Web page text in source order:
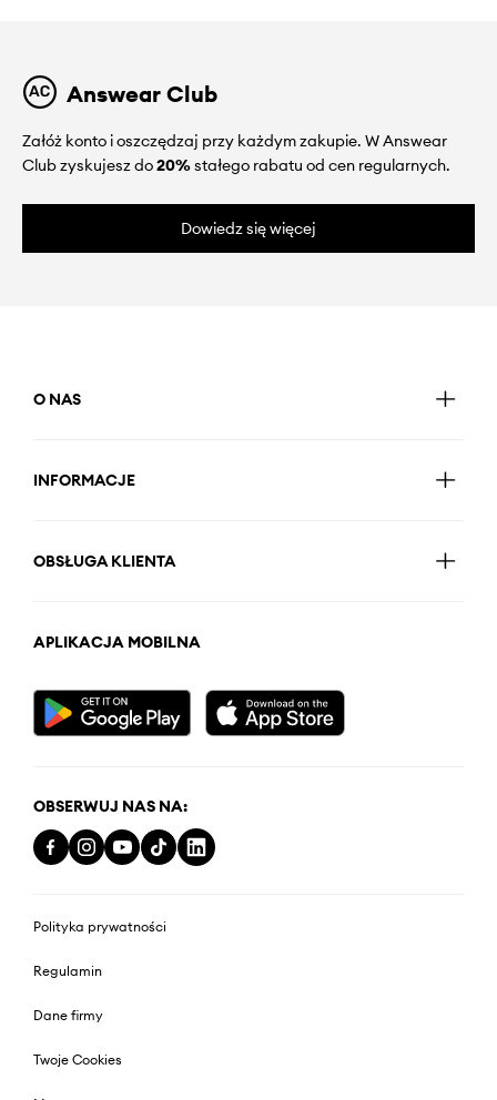
Answear Club
Załóż konto i oszczędzaj przy każdym zakupie. W Answear
Club zyskujesz do20%stałego rabatu od cen regularnych.
Dowiedz się więcej
O NAS
INFORMACJE
OBSŁUGA KLIENTA
APLIKACJA MOBILNA
OBSERWUJ NAS NA:
Polityka prywatności
Regulamin
Dane firmy
Twoje Cookies